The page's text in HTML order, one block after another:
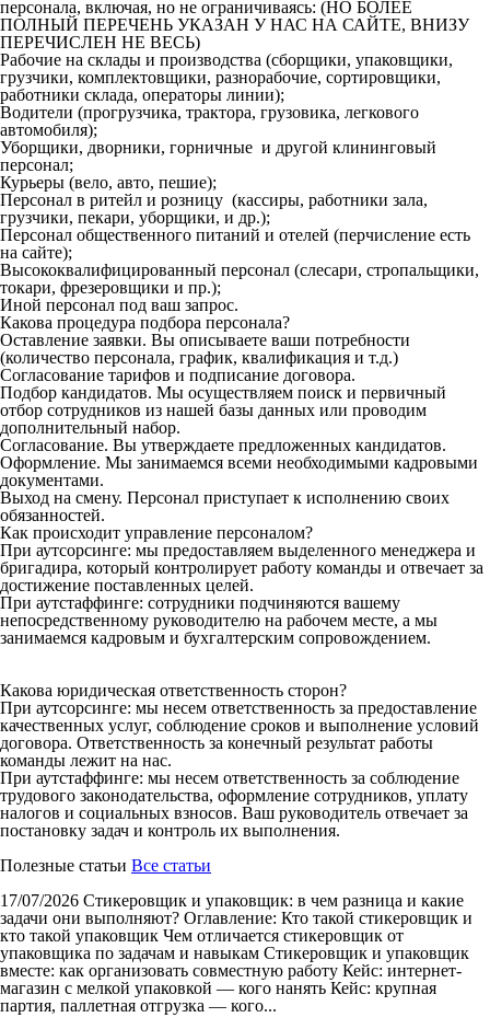
персонала, включая, но не ограничиваясь: (НО БОЛЕЕ
ПОЛНЫЙ ПЕРЕЧЕНЬ УКАЗАН У НАС НА САЙТЕ, ВНИЗУ
ПЕРЕЧИСЛЕН НЕ ВЕСЬ)
Рабочие на склады и производства (сборщики, упаковщики,
грузчики, комплектовщики, разнорабочие, сортировщики,
работники склада, операторы линии);
Водители (прогрузчика, трактора, грузовика, легкового
автомобиля);
Уборщики, дворники, горничные и другой клининговый
персонал;
Курьеры (вело, авто, пешие);
Персонал в ритейл и розницу (кассиры, работники зала,
грузчики, пекари, уборщики, и др.);
Персонал общественного питаний и отелей (перчисление есть
на сайте);
Высококвалифицированный персонал (слесари, стропальщики,
токари, фрезеровщики и пр.);
Иной персонал под ваш запрос.
Какова процедура подбора персонала?
Оставление заявки. Вы описываете ваши потребности
(количество персонала, график, квалификация и т.д.)
Согласование тарифов и подписание договора.
Подбор кандидатов. Мы осуществляем поиск и первичный
отбор сотрудников из нашей базы данных или проводим
дополнительный набор.
Согласование. Вы утверждаете предложенных кандидатов.
Оформление. Мы занимаемся всеми необходимыми кадровыми
документами.
Выход на смену. Персонал приступает к исполнению своих
обязанностей.
Как происходит управление персоналом?
При аутсорсинге: мы предоставляем выделенного менеджера и
бригадира, который контролирует работу команды и отвечает за
достижение поставленных целей.
При аутстаффинге: сотрудники подчиняются вашему
непосредственному руководителю на рабочем месте, а мы
занимаемся кадровым и бухгалтерским сопровождением.
Какова юридическая ответственность сторон?
При аутсорсинге: мы несем ответственность за предоставление
качественных услуг, соблюдение сроков и выполнение условий
договора. Ответственность за конечный результат работы
команды лежит на нас.
При аутстаффинге: мы несем ответственность за соблюдение
трудового законодательства, оформление сотрудников, уплату
налогов и социальных взносов. Ваш руководитель отвечает за
постановку задач и контроль их выполнения.
Полезные статьи Все статьи
17/07/2026 Стикеровщик и упаковщик: в чем разница и какие
задачи они выполняют? Оглавление: Кто такой стикеровщик и
кто такой упаковщик Чем отличается стикеровщик от
упаковщика по задачам и навыкам Стикеровщик и упаковщик
вместе: как организовать совместную работу Кейс: интернет-
магазин с мелкой упаковкой — кого нанять Кейс: крупная
партия, паллетная отгрузка — кого...